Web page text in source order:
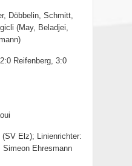
Döbbelin, Schmitt,
(May, Beladjei,
Reifenberg, 3:0
Elz); Linienrichter:
Ehresmann